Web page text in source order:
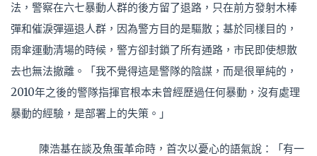
法，警察在六七暴動人群的後方留了退路，只在前方發射木棒
彈和催淚彈逼退人群，因為警方目的是驅散；基於同樣目的，
雨傘運動清場的時候，警方卻封鎖了所有通路，市民即使想散
去也無法撤離。「我不覺得這是警隊的陰謀，而是很單純的，
2010年之後的警隊指揮官根本未曾經歷過任何暴動，沒有處理
暴動的經驗，是部署上的失策。」
陳浩基在談及魚蛋革命時，首次以憂心的語氣說：「有一